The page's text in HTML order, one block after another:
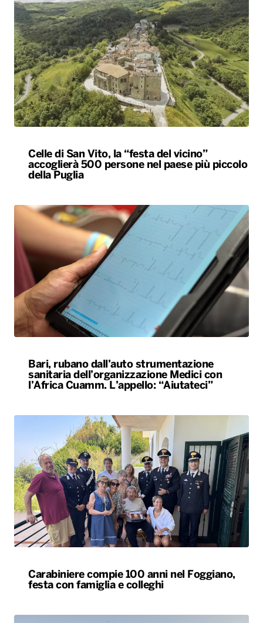
Celle di San Vito, la “festa del vicino”
accoglierà 500 persone nel paese più piccolo
della Puglia
Bari, rubano dall’auto strumentazione
sanitaria dell’organizzazione Medici con
l’Africa Cuamm. L’appello: “Aiutateci”
Carabiniere compie 100 anni nel Foggiano,
festa con famiglia e colleghi